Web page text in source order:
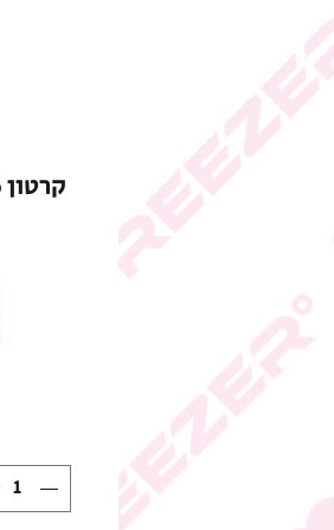
קרטון 36 יחידות - קסטה סנקור